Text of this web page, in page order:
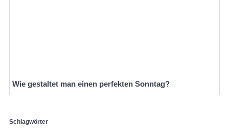
Wie gestaltet man einen perfekten Sonntag?
Schlagwörter